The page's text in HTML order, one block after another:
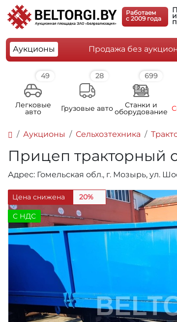
Работаем
c 2009 года
Аукционы Продажа без
49
Легковые
авто
28
Грузовые авто
699
Станки и
оборудование
Аукционы Сельхозтехника
Прицеп тракторный
Адрес: Гомельская обл., г. Мозырь, ул.
Цена снижена 20%
C НДС